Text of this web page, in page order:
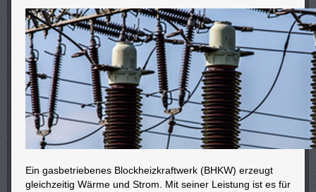
Ein gasbetriebenes Blockheizkraftwerk (BHKW) erzeugt
gleichzeitig Wärme und Strom. Mit seiner Leistung ist es für